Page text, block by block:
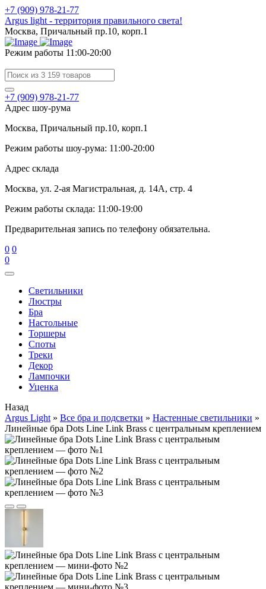
+7 (909) 978-21-77
Argus light - территория правильного света!
Москва, Причальный пр.10, корп.1
Режим работы 11:00-20:00
+7 (909) 978-21-77
Адрес шоу-рума
Москва, Причальный пр.10, корп.1
Режим работы шоу-рума: 11:00-20:00
Адрес склада
Москва, ул. 2-ая Магистральная, д. 14А, стр. 4
Режим работы склада: 11:00-19:00
Предварительная запись по телефону обязательна.
0 0
0
Cветильники
Люстры
Бра
Настольные
Торшеры
Споты
Треки
Декор
Лампочки
Уценка
Назад
Argus Light » Все бра и подсветки » Настенные светильники »
Линейные бра Dots Line Link Brass с центральным креплением